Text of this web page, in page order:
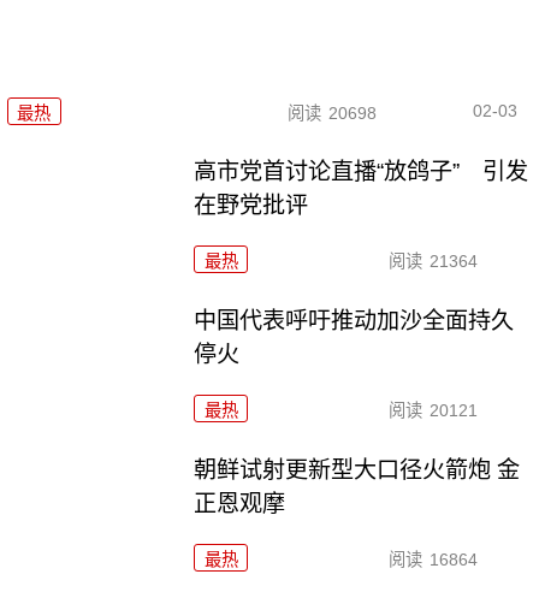
最热 阅读 20698 02-03
高市党首讨论直播“放鸽子” 引发
在野党批评
最热 阅读 21364
中国代表呼吁推动加沙全面持久
停火
最热 阅读 20121
朝鲜试射更新型大口径火箭炮 金
正恩观摩
最热 阅读 16864